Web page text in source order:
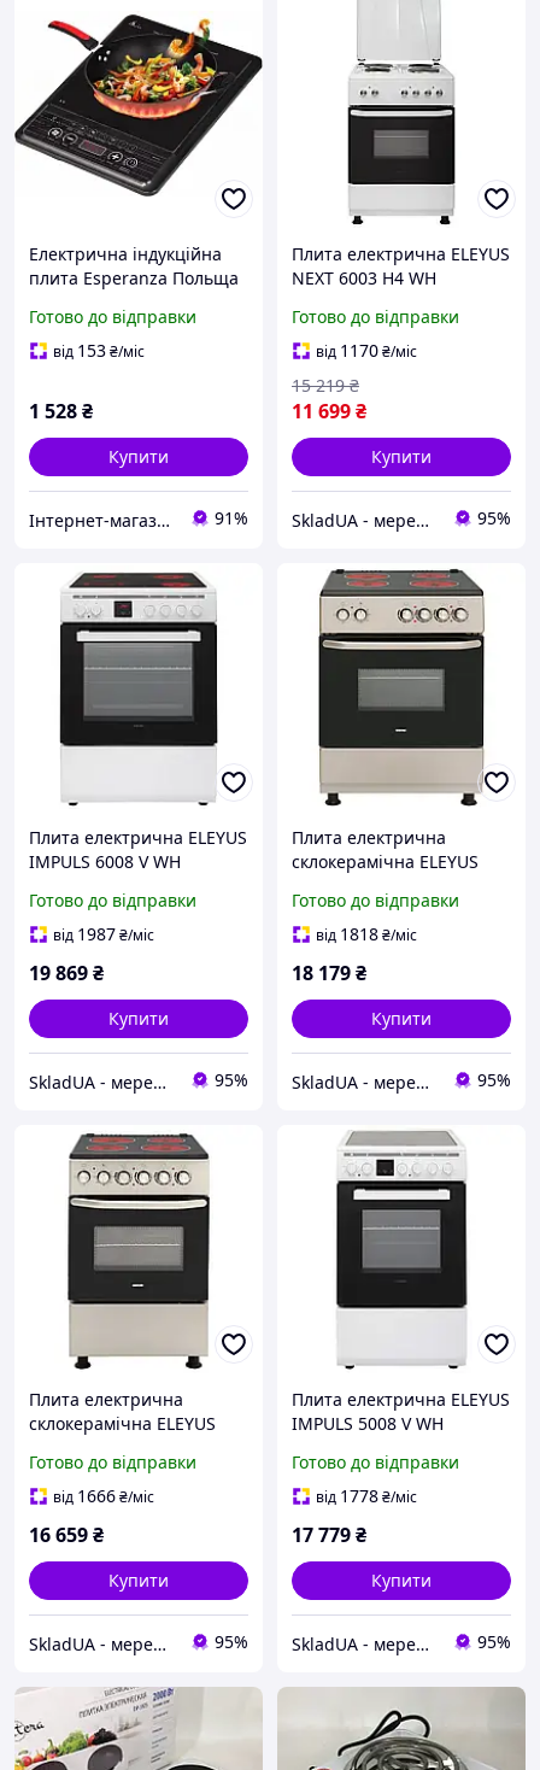
Електрична індукційна
плита Esperanza Польща
Готово до відправки
від 153₴/міс
1 528₴
Купити
Інтернет-магазин "Техномаг" 91%
Плита електрична ELEYUS
NEXT 6003 H4 WH
Готово до відправки
від 1170₴/міс
11 699₴
15 219 ₴
Купити
SkladUA - мережа магазинів сантехніки та побутової техніки 95%
Плита електрична ELEYUS
IMPULS 6008 V WH
Готово до відправки
від 1987₴/міс
19 869₴
Купити
SkladUA - мережа магазинів сантехніки та побутової техніки 95%
Плита електрична
склокерамічна ELEYUS
Готово до відправки
від 1818₴/міс
18 179₴
Купити
SkladUA - мережа магазинів сантехніки та побутової техніки 95%
Плита електрична
склокерамічна ELEYUS
Готово до відправки
від 1666₴/міс
16 659₴
Купити
SkladUA - мережа магазинів сантехніки та побутової техніки 95%
Плита електрична ELEYUS
IMPULS 5008 V WH
Готово до відправки
від 1778₴/міс
17 779₴
Купити
SkladUA - мережа магазинів сантехніки та побутової техніки 95%